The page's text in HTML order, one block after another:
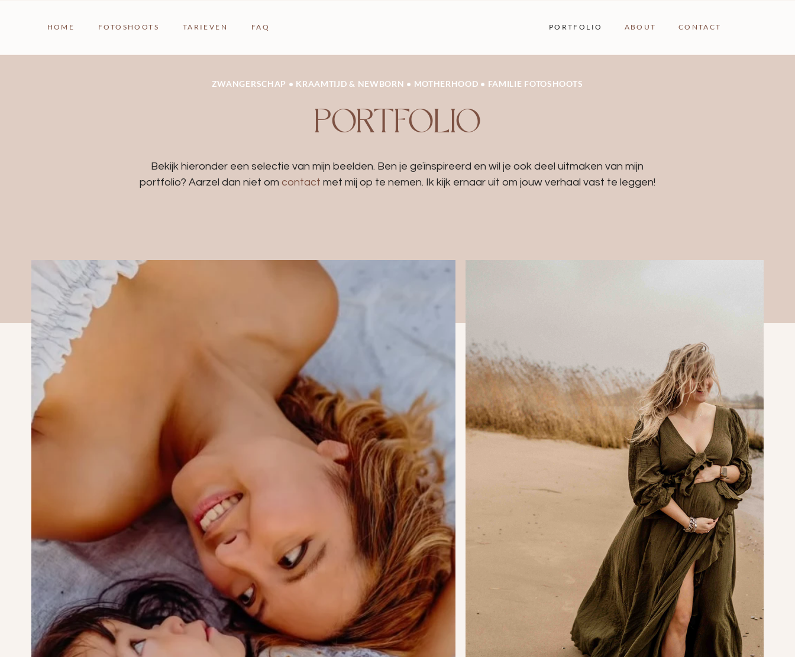
HOME FOTOSHOOTS TARIEVEN FAQ PORTFOLIO ABOUT CONTACT
ZWANGERSCHAP • KRAAMTIJD & NEWBORN • MOTHERHOOD • FAMILIE FOTOSHOOTS
PORTFOLIO
Bekijk hieronder een selectie van mijn beelden. Ben je geïnspireerd en wil je ook deel uitmaken van mijn
portfolio? Aarzel dan niet om contact met mij op te nemen. Ik kijk ernaar uit om jouw verhaal vast te leggen!